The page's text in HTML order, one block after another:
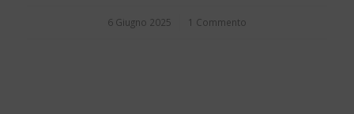
6 Giugno 2025
/ 1 Commento